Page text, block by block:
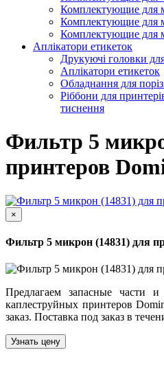
Комплектующие для
Комплектующие для
Комплектующие для
Аплікатори етикеток
Друкуючі головки
Аплікатори етикеток
Обладнання для
Ріббони для
тиснення
Фильтр 5
принтеров
×
Фильтр 5 микрон (14831) для
Предлагаем запасные части
каплеструйных принтеров
заказ. Поставка под заказ в
Узнать цену